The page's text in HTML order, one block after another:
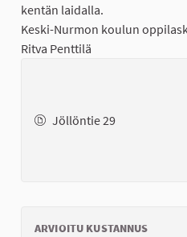
kentän laidalla.
Keski-Nurmon koulun
Ritva Penttilä
Jöllöntie 29
ARVIOITU KUSTANNUS